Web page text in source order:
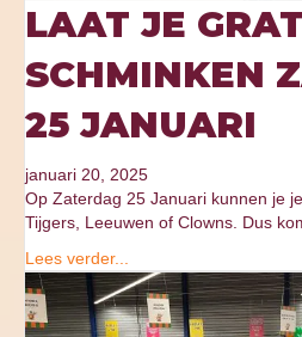
LAAT JE
SCHMINKEN
25 JANUARI
januari 20, 2025
Op Zaterdag 25 Januari kunnen je
Tijgers, Leeuwen of Clowns. Dus
Lees verder...